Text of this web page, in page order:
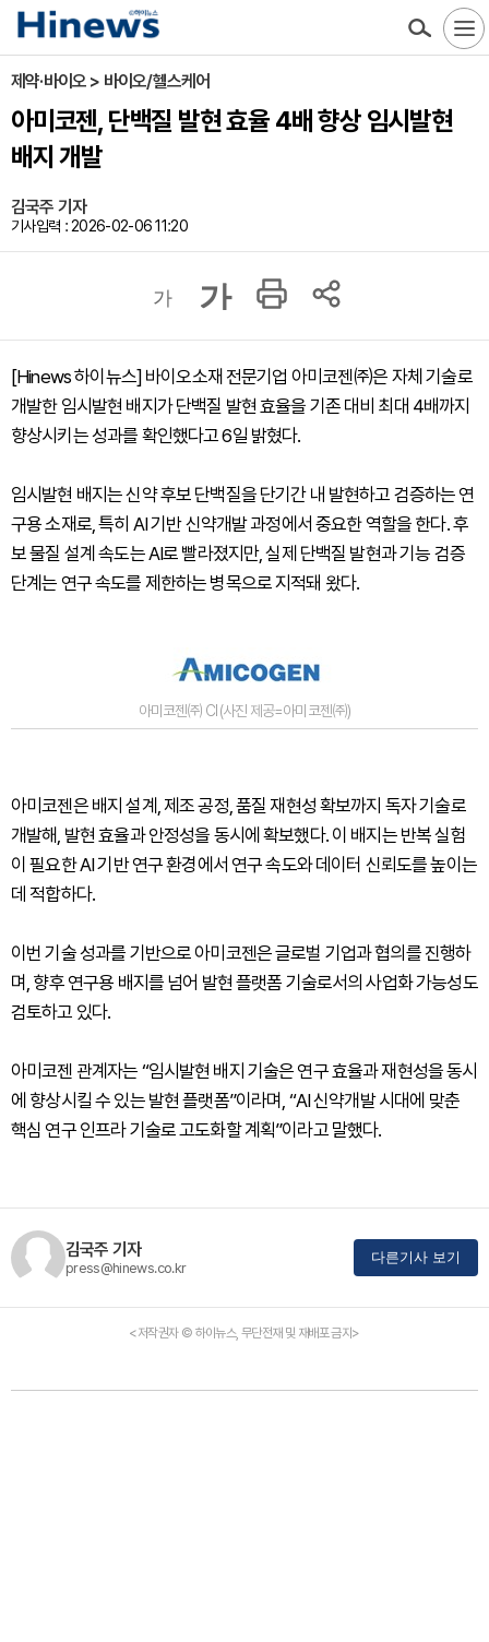
제약·바이오 > 바이오/헬스케어
아미코젠, 단백질 발현 효율 4배 향상 임시발현
배지 개발
김국주 기자
기사입력 : 2026-02-06 11:20
가 가
[Hinews 하이뉴스] 바이오소재 전문기업 아미코젠㈜은 자체 기술로
개발한 임시발현 배지가 단백질 발현 효율을 기존 대비 최대 4배까지
향상시키는 성과를 확인했다고 6일 밝혔다.
임시발현 배지는 신약 후보 단백질을 단기간 내 발현하고 검증하는 연
구용 소재로, 특히 AI 기반 신약개발 과정에서 중요한 역할을 한다. 후
보 물질 설계 속도는 AI로 빨라졌지만, 실제 단백질 발현과 기능 검증
단계는 연구 속도를 제한하는 병목으로 지적돼 왔다.
아미코젠㈜ CI (사진 제공=아미코젠㈜)
아미코젠은 배지 설계, 제조 공정, 품질 재현성 확보까지 독자 기술로
개발해, 발현 효율과 안정성을 동시에 확보했다. 이 배지는 반복 실험
이 필요한 AI 기반 연구 환경에서 연구 속도와 데이터 신뢰도를 높이는
데 적합하다.
이번 기술 성과를 기반으로 아미코젠은 글로벌 기업과 협의를 진행하
며, 향후 연구용 배지를 넘어 발현 플랫폼 기술로서의 사업화 가능성도
검토하고 있다.
아미코젠 관계자는 “임시발현 배지 기술은 연구 효율과 재현성을 동시
에 향상시킬 수 있는 발현 플랫폼”이라며, “AI 신약개발 시대에 맞춘
핵심 연구 인프라 기술로 고도화할 계획”이라고 말했다.
김국주 기자
press@hinews.co.kr
다른기사 보기
<저작권자 © 하이뉴스, 무단전재 및 재배포 금지>